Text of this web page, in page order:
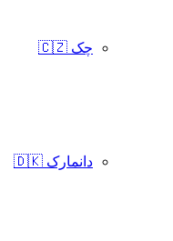
چک 🇨🇿
دانمارک 🇩🇰